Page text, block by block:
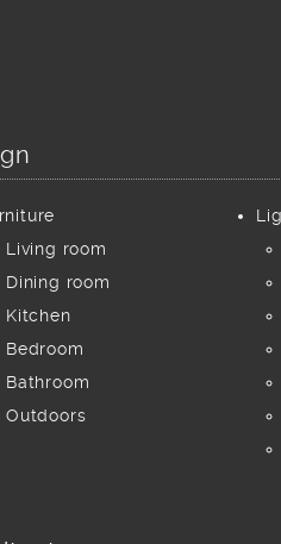
Living room
Dining room
Kitchen
Bedroom
Bathroom
Outdoors